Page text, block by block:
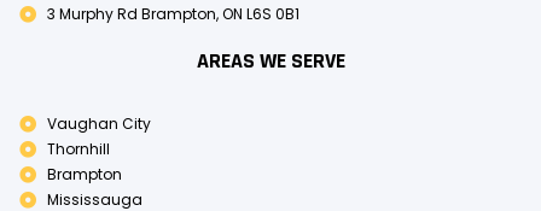
3 Murphy Rd Brampton, ON L6S 0B1
AREAS WE SERVE
Vaughan City
Thornhill
Brampton
Mississauga